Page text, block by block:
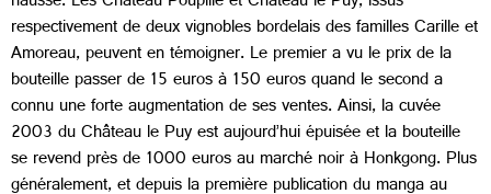
respectivement de deux vignobles bordelais des familles Carille et
Amoreau, peuvent en témoigner. Le premier a vu le prix de la
bouteille passer de 15 euros à 150 euros quand le second a
connu une forte augmentation de ses ventes. Ainsi, la cuvée
2003 du Château le Puy est aujourd’hui épuisée et la bouteille
se revend près de 1000 euros au marché noir à Honkgong. Plus
généralement, et depuis la première publication du manga au